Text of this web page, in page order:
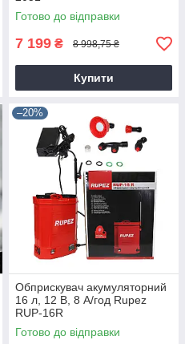
Готово до відправки
7 199 ₴ 8 998,75 ₴
Купити
–20%
Обприскувач акумуляторний
16 л, 12 В, 8 А/год Rupez
RUP-16R
Готово до відправки